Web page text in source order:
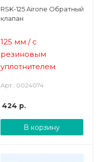
RSK-125 Airone Обратный
клапан
125 мм / с
резиновым
уплотнителем
Арт.: 0024074
424 р.
В корзину